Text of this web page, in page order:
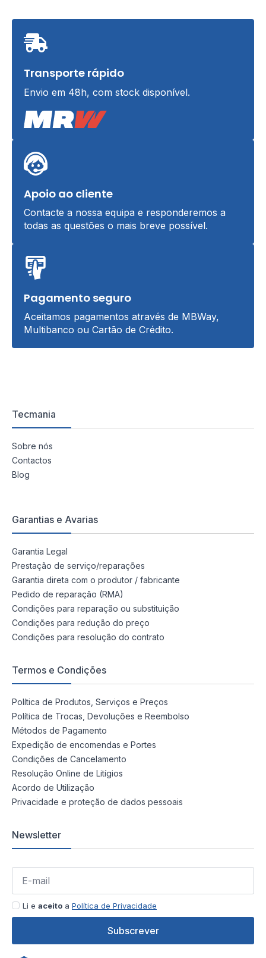
Transporte rápido
Envio em 48h, com stock disponível.
Apoio ao cliente
Contacte a nossa equipa e responderemos a
todas as questões o mais breve possível.
Pagamento seguro
Aceitamos pagamentos através de MBWay,
Multibanco ou Cartão de Crédito.
Tecmania
Sobre nós
Contactos
Blog
Garantias e Avarias
Garantia Legal
Prestação de serviço/reparações
Garantia direta com o produtor / fabricante
Pedido de reparação (RMA)
Condições para reparação ou substituição
Condições para redução do preço
Condições para resolução do contrato
Termos e Condições
Política de Produtos, Serviços e Preços
Política de Trocas, Devoluções e Reembolso
Métodos de Pagamento
Expedição de encomendas e Portes
Condições de Cancelamento
Resolução Online de Litígios
Acordo de Utilização
Privacidade e proteção de dados pessoais
Newsletter
Li e aceito a Política de Privacidade
Subscrever